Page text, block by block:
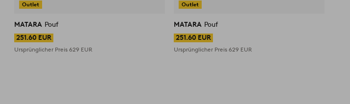
Outlet
MATARA Pouf
251.60 EUR
Ursprünglicher Preis629 EUR
Outlet
MATARA Pouf
251.60 EUR
Ursprünglicher Preis629 EUR